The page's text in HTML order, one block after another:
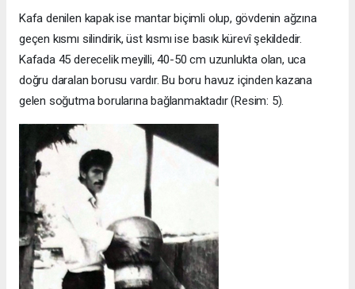
Kafa denilen kapak ise mantar biçimli olup, gövdenin ağzına
geçen kısmı silindirik, üst kısmı ise basık kürevî şekildedir.
Kafada 45 derecelik meyilli, 40-50 cm uzunlukta olan, uca
doğru daralan borusu vardır. Bu boru havuz içinden kazana
gelen soğutma borularına bağlanmaktadır (Resim: 5).